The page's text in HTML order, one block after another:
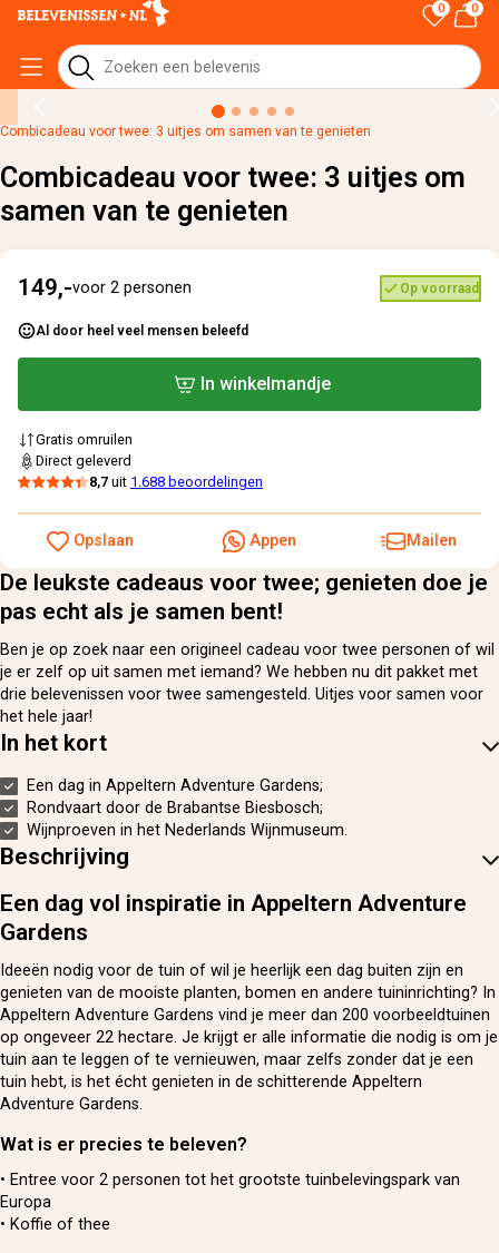
0 0
›
Combicadeau voor twee: 3 uitjes om samen van te genieten
Combicadeau voor twee: 3 uitjes om
samen van te genieten
De leukste cadeaus voor twee; genieten doe je
pas echt als je samen bent!
Ben je op zoek naar een origineel cadeau voor twee personen of wil
je er zelf op uit samen met iemand? We hebben nu dit pakket met
drie belevenissen voor twee samengesteld. Uitjes voor samen voor
het hele jaar!
In het kort
Een dag in Appeltern Adventure Gardens;
Rondvaart door de Brabantse Biesbosch;
Wijnproeven in het Nederlands Wijnmuseum.
Beschrijving
Een dag vol inspiratie in Appeltern Adventure
Gardens
Ideeën nodig voor de tuin of wil je heerlijk een dag buiten zijn en
genieten van de mooiste planten, bomen en andere tuininrichting? In
Appeltern Adventure Gardens vind je meer dan 200 voorbeeldtuinen
op ongeveer 22 hectare. Je krijgt er alle informatie die nodig is om je
tuin aan te leggen of te vernieuwen, maar zelfs zonder dat je een
tuin hebt, is het écht genieten in de schitterende Appeltern
Adventure Gardens.
Wat is er precies te beleven?
• Entree voor 2 personen tot het grootste tuinbelevingspark van
Europa
• Koffie of thee
149,-voor 2 personen Op voorraad
Al door heel veel mensen beleefd
In winkelmandje
Gratis omruilen
Direct geleverd
8,7 uit 1.688 beoordelingen
Opslaan Appen Mailen